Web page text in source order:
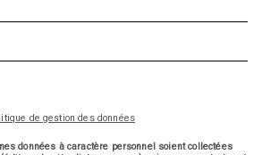
de gestion des données
données à caractère personnel soient collectées